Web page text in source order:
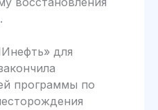
для
программы по